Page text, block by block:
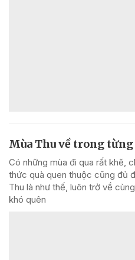
Mùa Thu về trong
Có những mùa đi qua rất khẽ,
thức quà quen thuộc cũng đủ
Thu là như thế, luôn trở về
khó quên